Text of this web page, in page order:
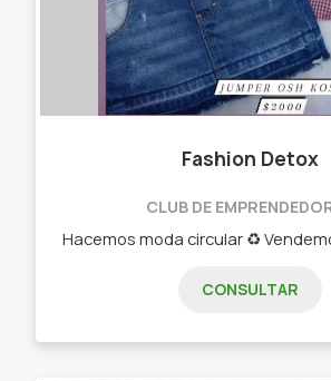
Fashion Detox
CLUB DE
CONSULTAR